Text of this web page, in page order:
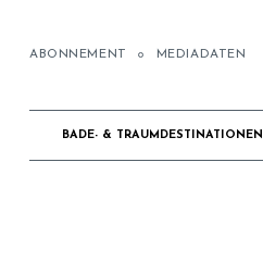
ABONNEMENT MEDIADATEN
BADE- & TRAUMDESTINATIONEN